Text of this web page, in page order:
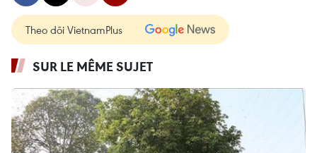
Theo dõi VietnamPlus
SUR LE MÊME SUJET